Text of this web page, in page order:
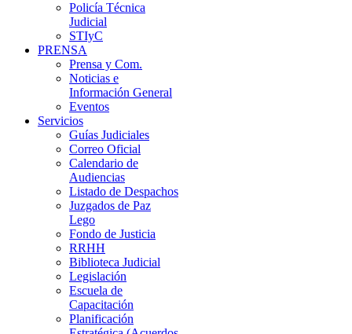
Policía Técnica
Judicial
STIyC
PRENSA
Prensa y Com.
Noticias e
Información General
Eventos
Servicios
Guías Judiciales
Correo Oficial
Calendario de
Audiencias
Listado de Despachos
Juzgados de Paz
Lego
Fondo de Justicia
RRHH
Biblioteca Judicial
Legislación
Escuela de
Capacitación
Planificación